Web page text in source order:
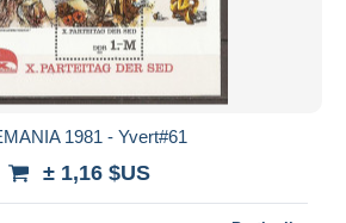
1981 - Yvert#61
± 1,16 $US